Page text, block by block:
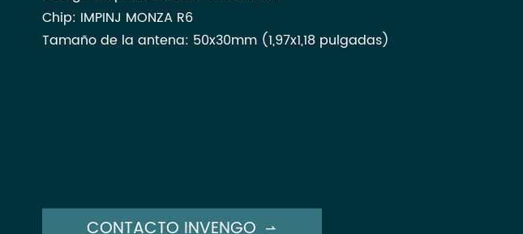
Chip: IMPINJ MONZA R6
Tamaño de la antena: 50x30mm (1,97x1,18 pulgadas)
